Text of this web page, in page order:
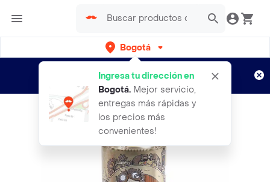
Bogotá
Ingresa tu dirección en
Bogotá. Mejor servicio,
entregas más rápidas y
los precios más
convenientes!
envíos gratis por semanas
Aplican TyC